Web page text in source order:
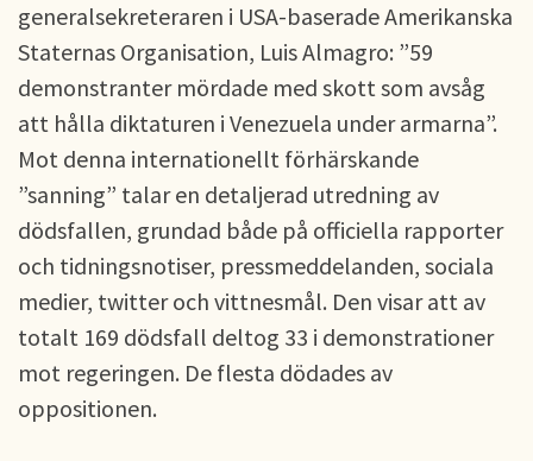
generalsekreteraren i USA-baserade Amerikanska
Staternas Organisation, Luis Almagro: ”59
demonstranter mördade med skott som avsåg
att hålla diktaturen i Venezuela under armarna”.
Mot denna internationellt förhärskande
”sanning” talar en detaljerad utredning av
dödsfallen, grundad både på officiella rapporter
och tidningsnotiser, pressmeddelanden, sociala
medier, twitter och vittnesmål. Den visar att av
totalt 169 dödsfall deltog 33 i demonstrationer
mot regeringen. De flesta dödades av
oppositionen.